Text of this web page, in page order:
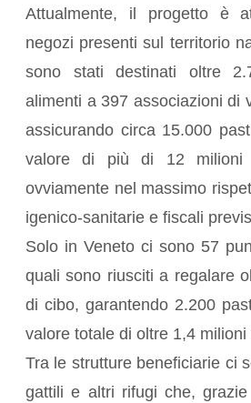
Attualmente, il progetto è
negozi presenti sul territorio
sono stati destinati oltre
alimenti a 397 associazioni di
assicurando circa 15.000
valore di più di 12
ovviamente nel massimo
igenico-sanitarie e fiscali
Solo in Veneto ci sono 57
quali sono riusciti a regalare
di cibo, garantendo 2.200
valore totale di oltre 1,4 milioni
Tra le strutture beneficiarie ci
gattili e altri rifugi che,